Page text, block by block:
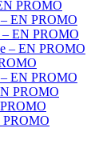
PROMO
EN PROMO
– EN PROMO
– EN PROMO
EN PROMO
PROMO